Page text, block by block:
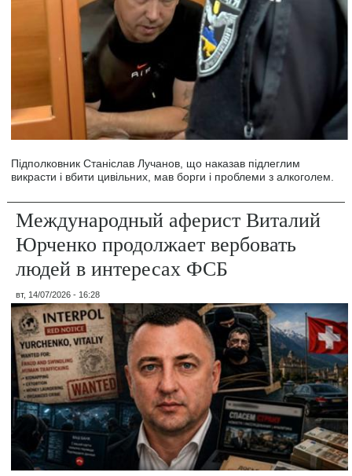
Підполковник Станіслав Лучанов, що наказав підлеглим
викрасти і вбити цивільних, мав борги і проблеми з алкоголем.
Международный аферист Виталий
Юрченко продолжает вербовать
людей в интересах ФСБ
вт, 14/07/2026 - 16:28